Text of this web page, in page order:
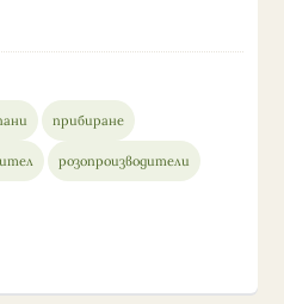
прибиране
розопроизводители